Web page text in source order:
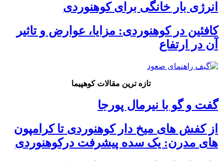
انرژی بار خانگی برای کوهنوردی
کافئین در کوهنوردی: مزایا، عوارض و تاثیر
آن در ارتفاع
تازه ترین مقالات کوهپیما
گفت و گو با نیرمال پورجا
از کفش های میخ دار کوهنوردی تا کرامپون
های مدرن: یک سده پیشرفت درکوهنوردی